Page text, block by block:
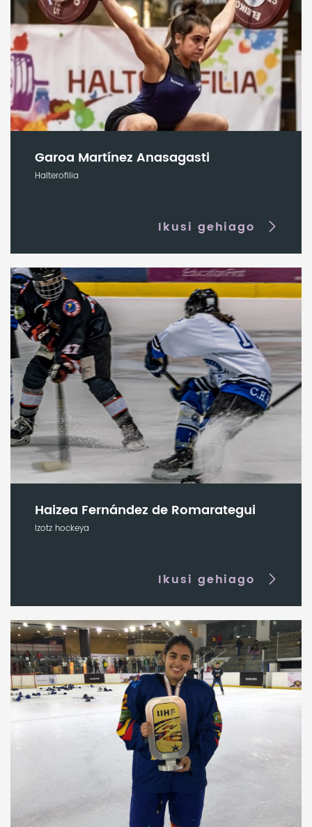
Garoa Martínez Anasagasti
Halterofilia
Ikusi gehiago
Haizea Fernández de Romarategui
Izotz hockeya
Ikusi gehiago